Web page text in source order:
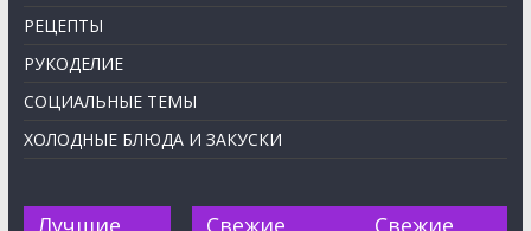
РЕЦЕПТЫ
РУКОДЕЛИЕ
СОЦИАЛЬНЫЕ ТЕМЫ
ХОЛОДНЫЕ БЛЮДА И ЗАКУСКИ
Лучшие
Свежие
Свежие